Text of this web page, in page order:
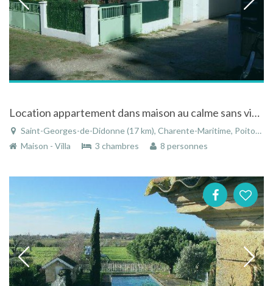
Location appartement dans maison au calme sans vis à vis à Saint-Georges-de-Didonne
Saint-Georges-de-Didonne (17 km), Charente-Maritime, Poitou-Charentes, Nouvelle-Aquitaine, France
Maison - Villa
3 chambres 8 personnes